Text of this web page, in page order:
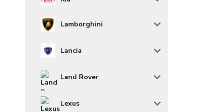
Lamborghini
Lancia
Land Rover
Lexus